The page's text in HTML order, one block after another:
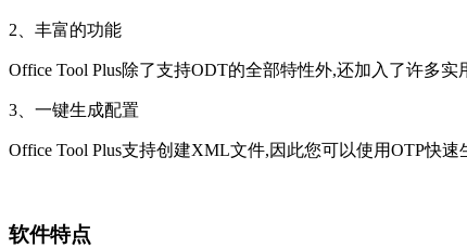
2、丰富的功能
Office Tool Plus除了支持ODT的全部特性外,还加入了许多
3、一键生成配置
Office Tool Plus支持创建XML文件,因此您可以使用OTP快
软件特点